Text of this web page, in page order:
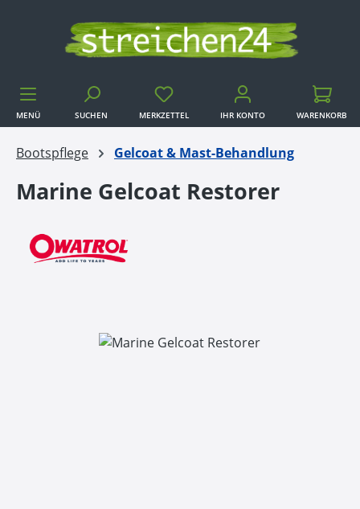
Zum Hauptinhalt springen
MENÜ SUCHEN MERKZETTEL IHR KONTO
WARENKORB
Bootspflege Gelcoat & Mast-Behandlung
Marine Gelcoat Restorer
Bildergalerie überspringen